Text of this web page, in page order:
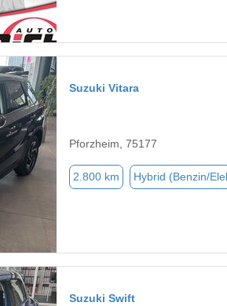
Suzuki Vitara
Pforzheim, 75177
2.800 km Hybrid (Benzin/
Suzuki Swift